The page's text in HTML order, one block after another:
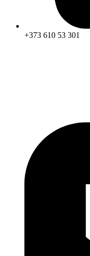
+373 610 53 301